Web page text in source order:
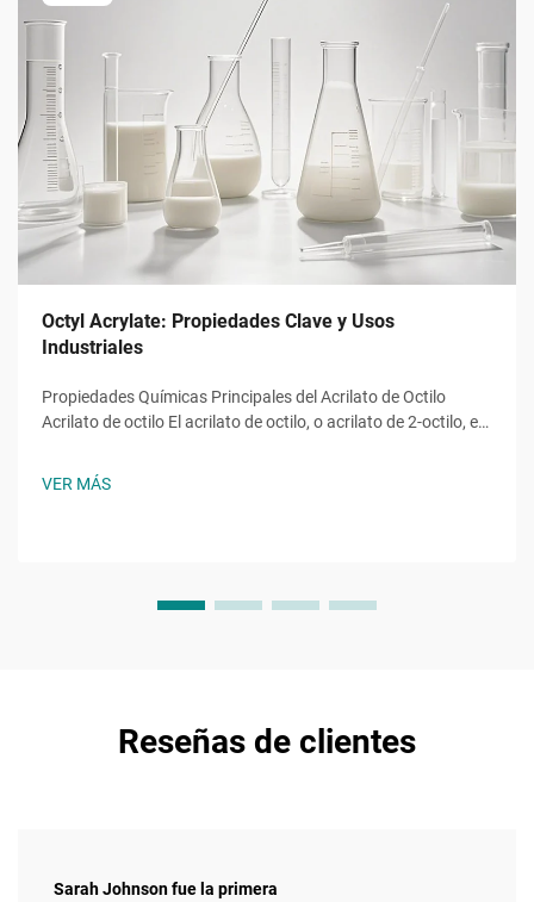
Octyl Acrylate: Propiedades Clave y Usos
Industriales
Propiedades Químicas Principales del Acrilato de Octilo
Acrilato de octilo El acrilato de octilo, o acrilato de 2-octilo, es
una molécula con una cadena alquilo de ocho carbonos
VER MÁS
Reseñas de clientes
Sarah Johnson fue la primera